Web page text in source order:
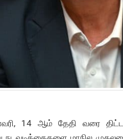
14 ஆம் தேதி வரை